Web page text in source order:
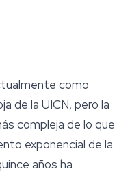
como
de la UICN, pero la
compleja de lo que
exponencial de la
años ha